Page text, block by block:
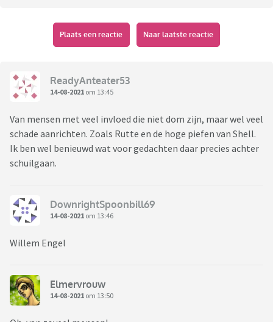
Plaats een reactie Naar laatste reactie
ReadyAnteater53
14-08-2021 om 13:45
Van mensen met veel invloed die niet dom zijn, maar wel veel
schade aanrichten. Zoals Rutte en de hoge piefen van Shell.
Ik ben wel benieuwd wat voor gedachten daar precies achter
schuilgaan.
DownrightSpoonbill69
14-08-2021 om 13:46
Willem Engel
Elmervrouw
14-08-2021 om 13:50